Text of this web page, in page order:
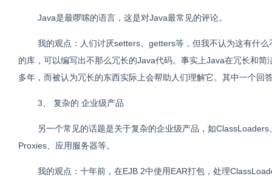
Java是最啰嗦的语言，这是对Java最常见的评论。
我的观点：人们讨厌setters、getters等，但我不认为这有什
的库，可以编写出不那么冗长的Java代码。事实上Java在冗长和
多年，而被认为冗长的东西实际上会帮助人们理解它。其中一个
3、 复杂的 企业级产品
另一个常见的话题是关于复杂的企业级产品，如
Proxies、应用服务器等。
我的观点：十年前，在EJB 2中使用EAR打包，处理